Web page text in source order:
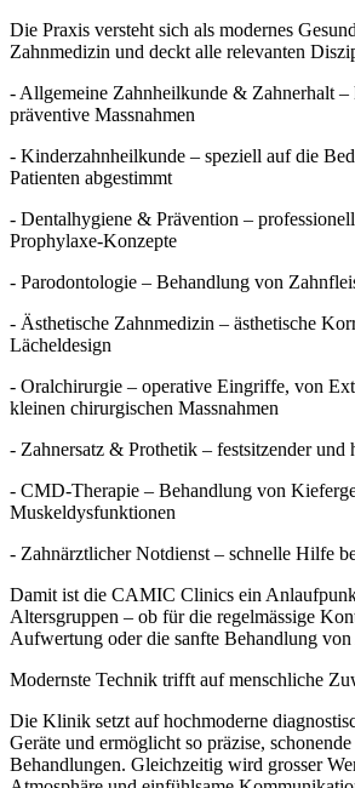
Die Praxis versteht sich als modernes
Zahnmedizin und deckt alle relevanten
- Allgemeine Zahnheilkunde & Zahnerhalt –
präventive Massnahmen
- Kinderzahnheilkunde – speziell auf die
Patienten abgestimmt
- Dentalhygiene & Prävention –
Prophylaxe-Konzepte
- Parodontologie – Behandlung von
- Ästhetische Zahnmedizin – ästhetische
Lächeldesign
- Oralchirurgie – operative Eingriffe, von
kleinen chirurgischen Massnahmen
- Zahnersatz & Prothetik – festsitzender und
- CMD-Therapie – Behandlung von
Muskeldysfunktionen
- Zahnärztlicher Notdienst – schnelle Hilfe
Damit ist die CAMIC Clinics ein
Altersgruppen – ob für die regelmässige
Aufwertung oder die sanfte Behandlung von
Modernste Technik trifft auf menschliche
Die Klinik setzt auf hochmoderne
Geräte und ermöglicht so präzise,
Behandlungen. Gleichzeitig wird grosser